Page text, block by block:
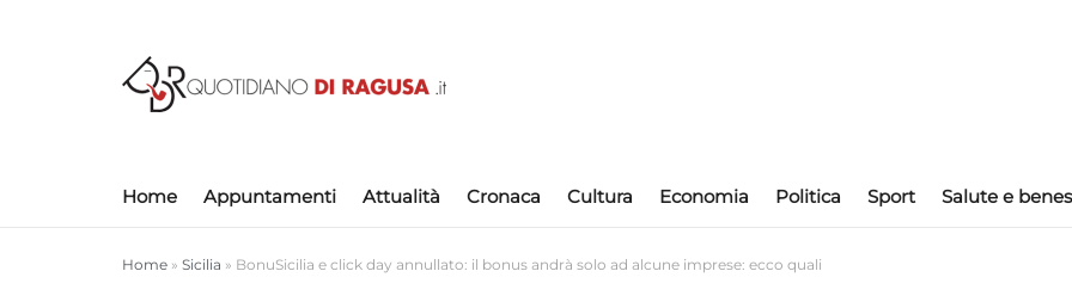
Home Appuntamenti Attualità Cronaca Cultura Economia Politica Sport Salute e
Home » Sicilia » BonuSicilia e click day annullato: il bonus andrà solo ad alcune imprese: ecco quali